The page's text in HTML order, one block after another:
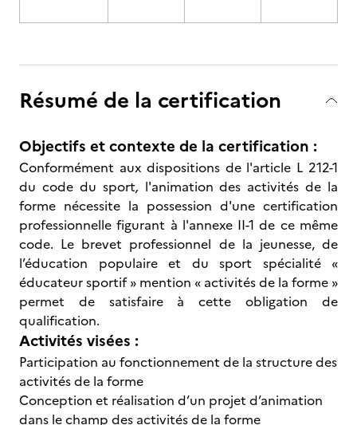
Résumé de la certification
Objectifs et contexte de la certification :
Conformément aux dispositions de l'article L 212-1
du code du sport, l'animation des activités de la
forme nécessite la possession d'une certification
professionnelle figurant à l'annexe II-1 de ce même
code. Le brevet professionnel de la jeunesse, de
l’éducation populaire et du sport spécialité «
éducateur sportif » mention « activités de la forme »
permet de satisfaire à cette obligation de
qualification.
Activités visées :
Participation au fonctionnement de la structure des
activités de la forme
Conception et réalisation d’un projet d’animation
dans le champ des activités de la forme